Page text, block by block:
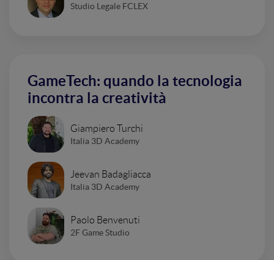
Studio Legale FCLEX
GameTech: quando la tecnologia
incontra la creatività
Giampiero Turchi
Italia 3D Academy
Jeevan Badagliacca
Italia 3D Academy
Paolo Benvenuti
2F Game Studio